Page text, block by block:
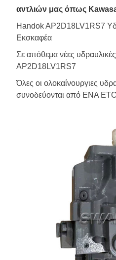
αντλιών μας όπως
Handok AP2D18LV1RS7
Εκσκαφέα
Σε απόθεμα νέες
AP2D18LV1RS7
Όλες οι ολοκαίνουργιες
συνοδεύονται από ΕΝΑ